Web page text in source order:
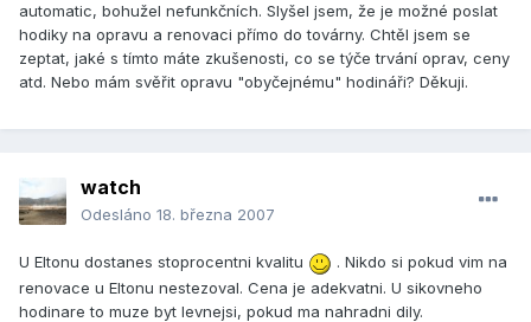
automatic, bohužel nefunkčních. Slyšel jsem, že je možné poslat
hodiky na opravu a renovaci přímo do továrny. Chtěl jsem se
zeptat, jaké s tímto máte zkušenosti, co se týče trvání oprav, ceny
atd. Nebo mám svěřit opravu "obyčejnému" hodináři? Děkuji.
watch
Odesláno 18. března 2007
U Eltonu dostanes stoprocentni kvalitu
. Nikdo si pokud vim na
renovace u Eltonu nestezoval. Cena je adekvatni. U sikovneho
hodinare to muze byt levnejsi, pokud ma nahradni dily.